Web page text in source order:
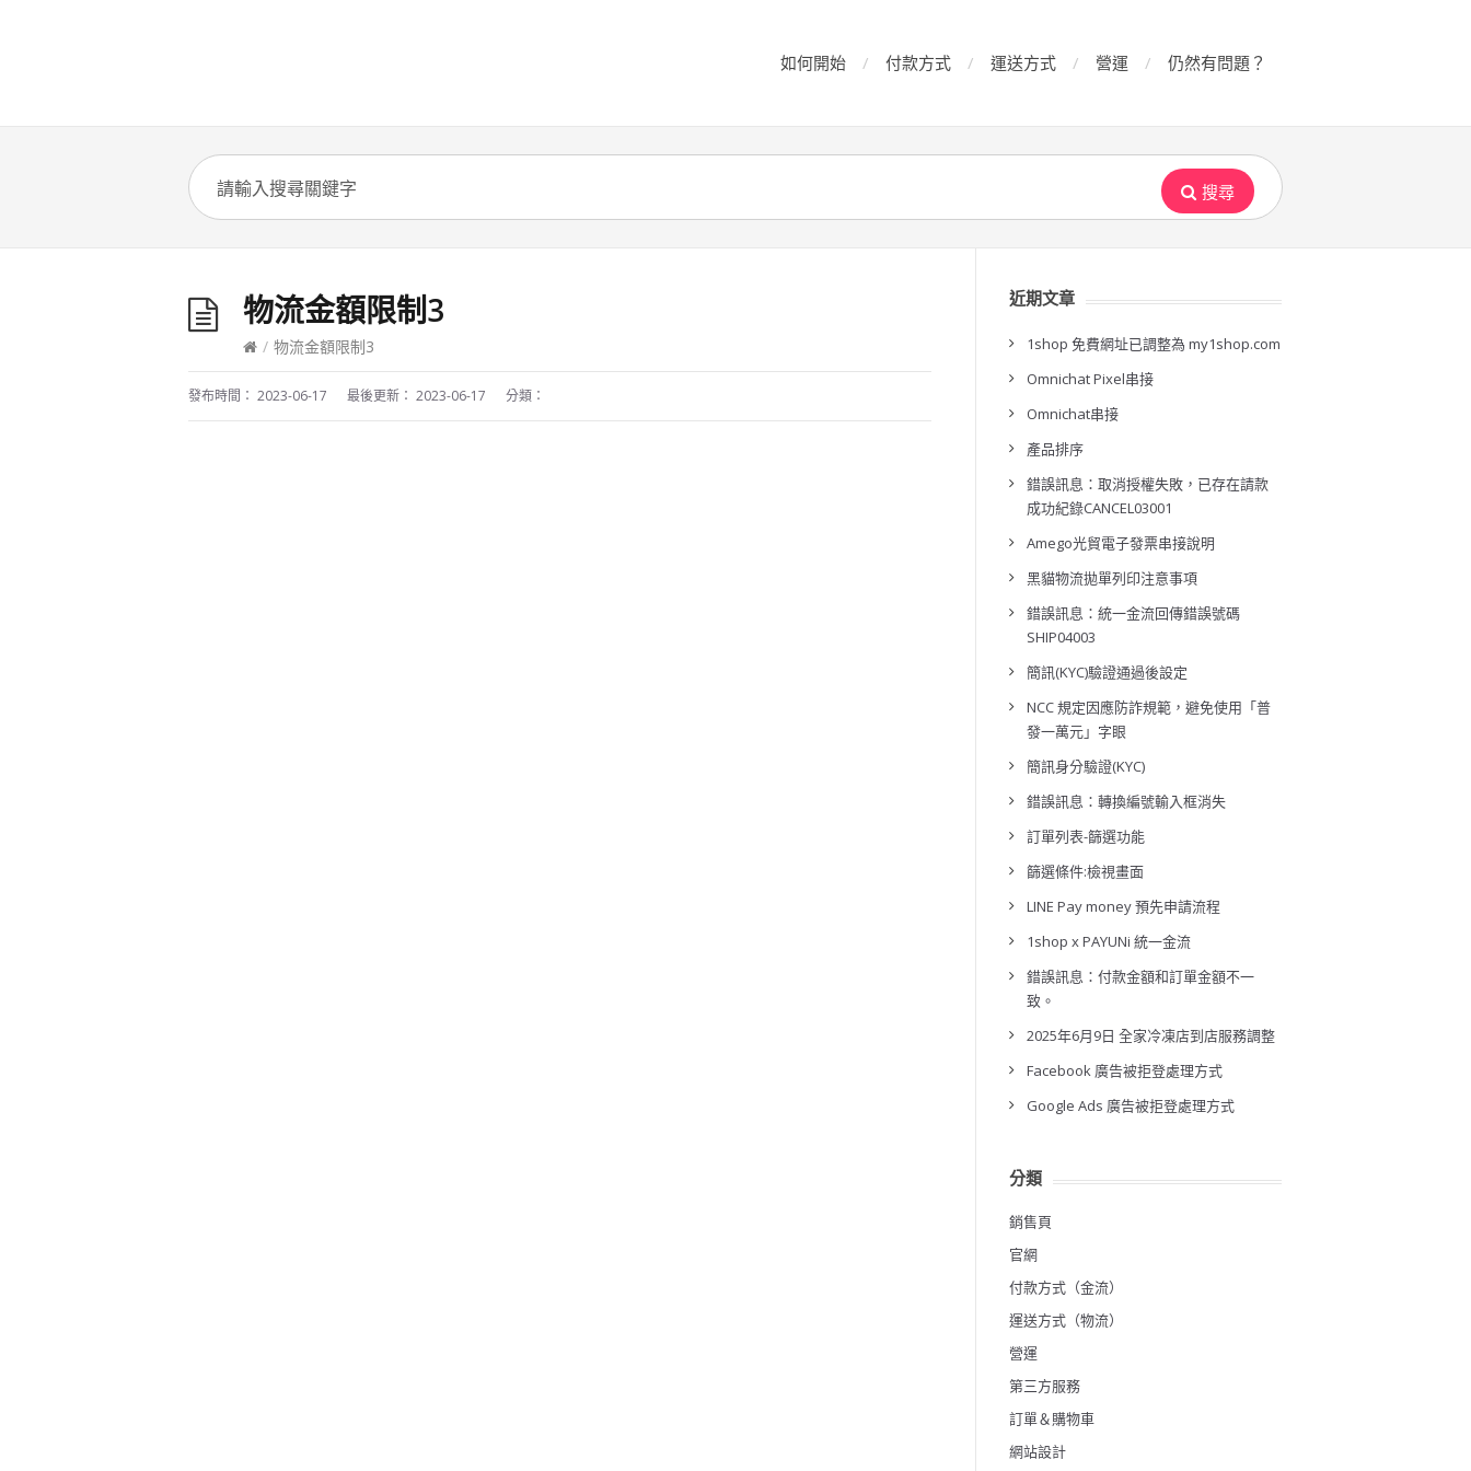
如何開始 付款方式 運送方式 營運 仍然有問題？
搜尋
物流金額限制3
/ 物流金額限制3
發布時間： 2023-06-17 最後更新： 2023-06-17 分類：
近期文章
1shop 免費網址已調整為 my1shop.com
Omnichat Pixel串接
Omnichat串接
產品排序
錯誤訊息：取消授權失敗，已存在請款
成功紀錄CANCEL03001
Amego光貿電子發票串接說明
黑貓物流拋單列印注意事項
錯誤訊息：統一金流回傳錯誤號碼
SHIP04003
簡訊(KYC)驗證通過後設定
NCC 規定因應防詐規範，避免使用「普
發一萬元」字眼
簡訊身分驗證(KYC)
錯誤訊息：轉換編號輸入框消失
訂單列表-篩選功能
篩選條件:檢視畫面
LINE Pay money 預先申請流程
1shop x PAYUNi 統一金流
錯誤訊息：付款金額和訂單金額不一
致。
2025年6月9日 全家冷凍店到店服務調整
Facebook 廣告被拒登處理方式
Google Ads 廣告被拒登處理方式
分類
銷售頁
官網
付款方式（金流）
運送方式（物流）
營運
第三方服務
訂單＆購物車
網站設計